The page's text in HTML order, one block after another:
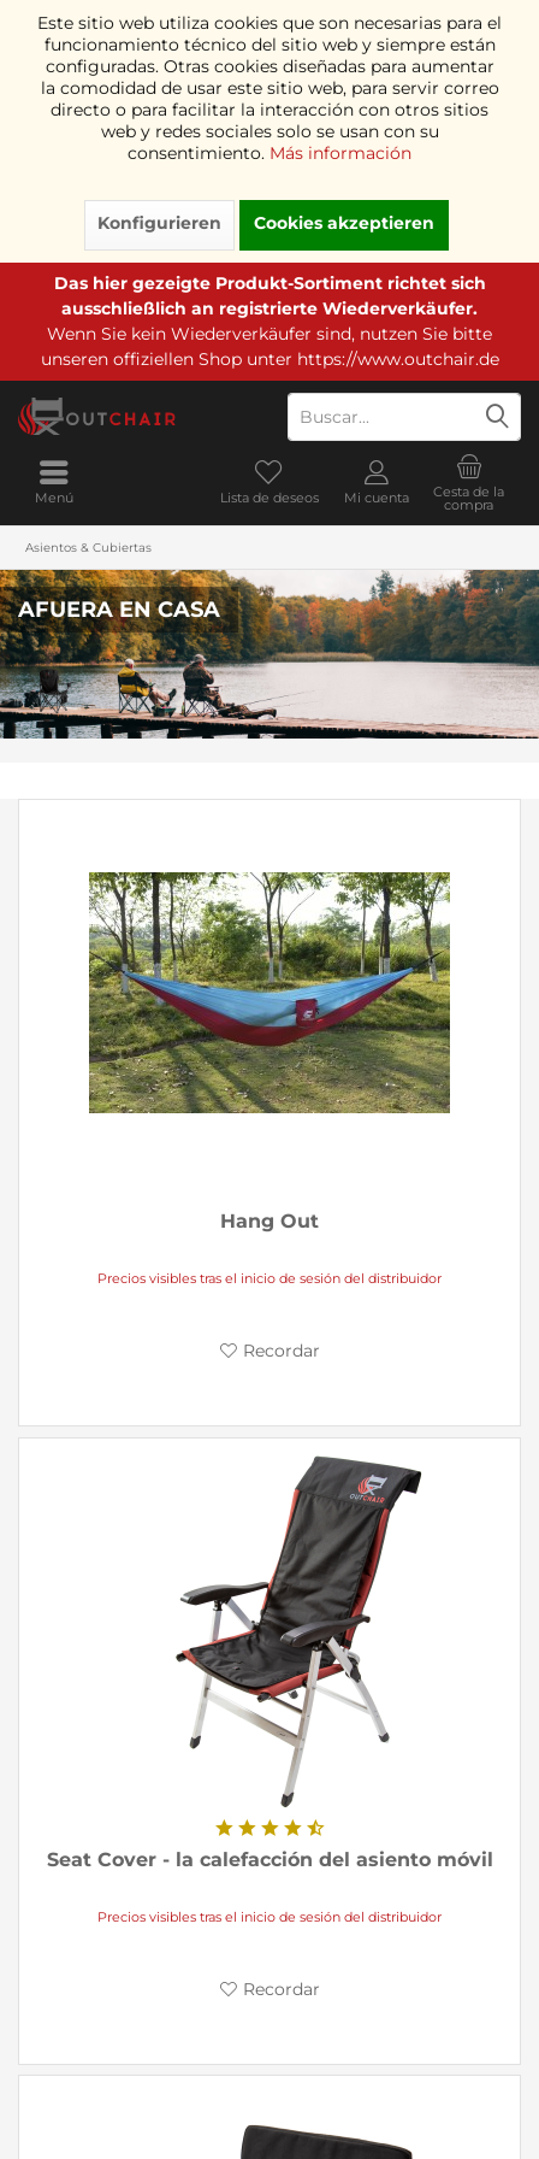
Este sitio web utiliza cookies que son necesarias para el
funcionamiento técnico del sitio web y siempre están
configuradas. Otras cookies diseñadas para aumentar
la comodidad de usar este sitio web, para servir correo
directo o para facilitar la interacción con otros sitios
web y redes sociales solo se usan con su
consentimiento. Más información
Konfigurieren Cookies akzeptieren
Das hier gezeigte Produkt-Sortiment richtet sich
ausschließlich an registrierte Wiederverkäufer.
Wenn Sie kein Wiederverkäufer sind, nutzen Sie bitte
unseren offiziellen Shop unter https://www.outchair.de
Menú Cesta de la
compra
Lista de deseos Mi cuenta
Asientos & Cubiertas
AFUERA EN CASA
Hang Out
Precios visibles tras el inicio de sesión del distribuidor
Recordar
Seat Cover - la calefacción del asiento móvil
Precios visibles tras el inicio de sesión del distribuidor
Recordar